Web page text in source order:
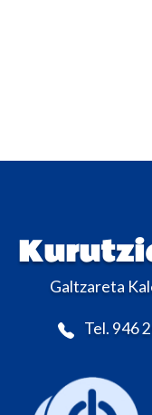
Galtzareta
Tel. 946